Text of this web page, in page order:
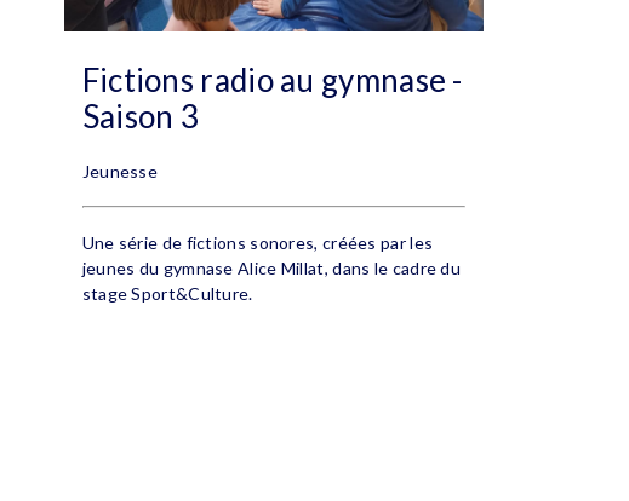
Fictions radio au gymnase -
Saison 3
Jeunesse
Une série de fictions sonores, créées par les
jeunes du gymnase Alice Millat, dans le cadre du
stage Sport&Culture.